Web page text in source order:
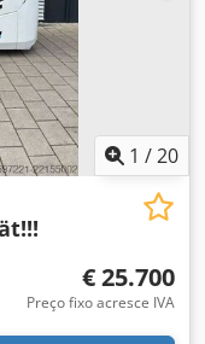
1 /20
€ 25.700
Preço fixo acresce IVA